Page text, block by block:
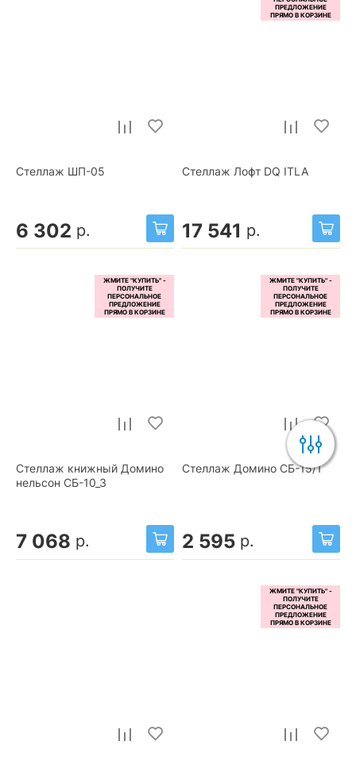
Стеллаж ШП-05
6 302 р.
Стеллаж Лофт DQ ITLA
17 541 р.
Стеллаж книжный Домино
нельсон СБ-10_3
7 068 р.
Стеллаж Домино СБ-15/1
2 595 р.